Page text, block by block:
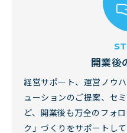
開業後
経営サポート、運営ノウ
ューションのご提案、セ
ど、開業後も万全のフォ
ク」づくりをサポートして